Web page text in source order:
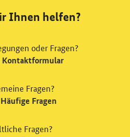
Ihnen helfen?
oder Fragen?
Kontaktformular
Fragen?
Häufige Fragen
Fragen?